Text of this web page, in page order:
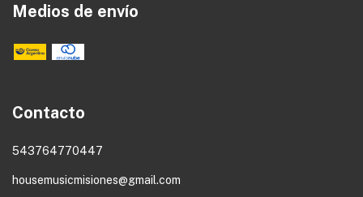
Medios de envío
Contacto
543764770447
housemusicmisiones@gmail.com